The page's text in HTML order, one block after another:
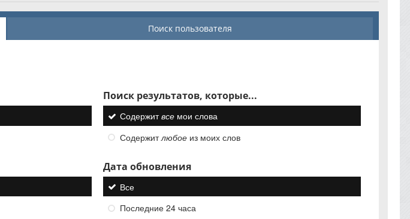
Поиск пользователя
Поиск результатов, которые...
Содержитвсемои слова
Содержитлюбоеиз моих слов
Дата обновления
Все
Последние 24 часа